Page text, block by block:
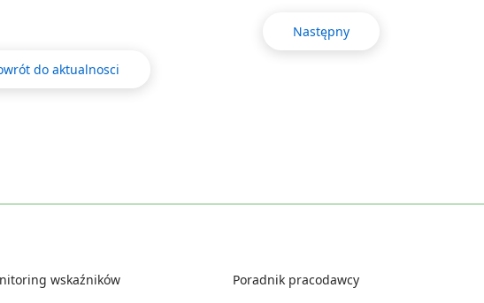
Następny
do aktualnosci
wskaźników Poradnik pracodawcy